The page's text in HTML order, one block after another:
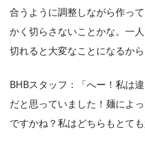
合うように調整しながら作っ
かく切らさないことかな。一
切れると大変なことになるから
BHBスタッフ：「へー！私は
だと思っていました！麺によ
ですかね？私はどちらもとても